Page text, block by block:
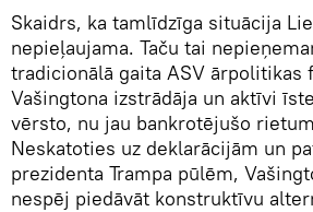
Skaidrs, ka tamlīdzīga situācija
nepieļaujama. Taču tai
tradicionālā gaita ASV ārpolitikas
Vašingtona izstrādāja un aktīvi
vērsto, nu jau bankrotējušo
Neskatoties uz deklarācijām un
prezidenta Trampa pūlēm,
nespēj piedāvāt konstruktīvu